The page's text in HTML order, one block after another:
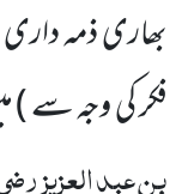
بھاری ذمہ
فکر کی وجہ سے )
بن عبد العزیز